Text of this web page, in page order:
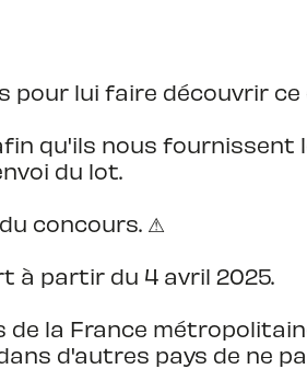
pour lui faire découvrir
qu'ils nous
du lot.
concours. ⚠
à partir du 4 avril 2025.
la France
d'autres pays de ne